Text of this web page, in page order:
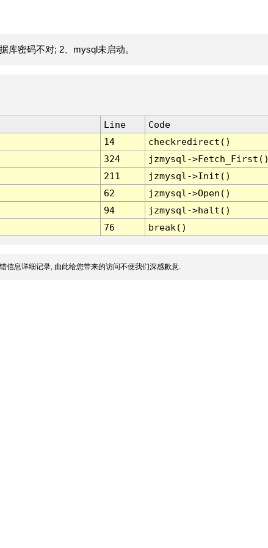
库密码不对; 2、mysql未启动。
Line
Code
14
checkredirect()
324
jzmysql-
211
jzmysql->Init()
62
jzmysql->Open()
94
jzmysql->halt()
76 break()
信息详细记录, 由此给您带来的访问不便我们深感歉意.